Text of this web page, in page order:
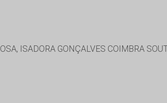
ISADORA GONÇALVES COIMBRA